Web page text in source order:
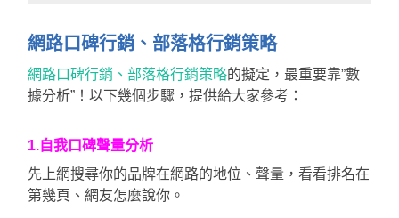
網路口碑行銷、部落格行銷策略
網路口碑行銷、部落格行銷策略的擬定，最重要靠”數
據分析”！以下幾個步驟，提供給大家參考：
1.自我口碑聲量分析
先上網搜尋你的品牌在網路的地位、聲量，看看排名在
第幾頁、網友怎麼說你。